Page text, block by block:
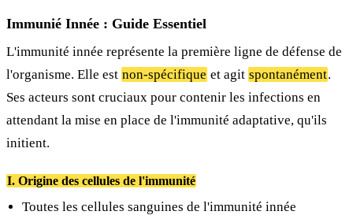
Immunié Innée : Guide Essentiel
L'immunité innée représente la première ligne de défense de
l'organisme. Elle est non-spécifique et agit spontanément.
Ses acteurs sont cruciaux pour contenir les infections en
attendant la mise en place de l'immunité adaptative, qu'ils
initient.
I. Origine des cellules de l'immunité
Toutes les cellules sanguines de l'immunité innée